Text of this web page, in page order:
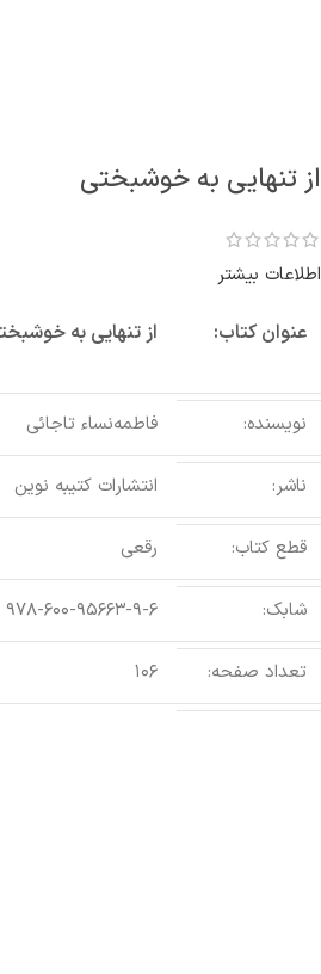
از تنهایی به خوشبختی
اطلاعات بیشتر
عنوان کتاب: از تنهایی به
نویسنده: فاطمه‌نساء تاجائی
ناشر: انتشارات کتیبه نوین
قطع کتاب: رقعی
شابک: ۹۷۸-۶۰۰-۹۵۶۶۳-۹-۶
تعداد صفحه: ۱۰۶